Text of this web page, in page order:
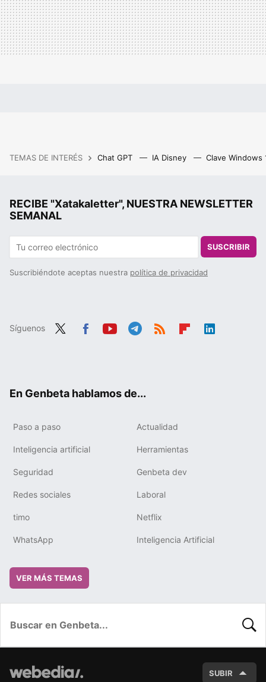
TEMAS DE INTERÉS Chat GPT IA Disney Clave Windows
RECIBE "Xatakaletter", NUESTRA NEWSLETTER
SEMANAL
SUSCRIBIR
Suscribiéndote aceptas nuestra política de privacidad
Síguenos
En Genbeta hablamos de...
Paso a paso Actualidad
Inteligencia artificial Herramientas
Seguridad Genbeta dev
Redes sociales Laboral
timo Netflix
WhatsApp Inteligencia Artificial
VER MÁS TEMAS
SUBIR